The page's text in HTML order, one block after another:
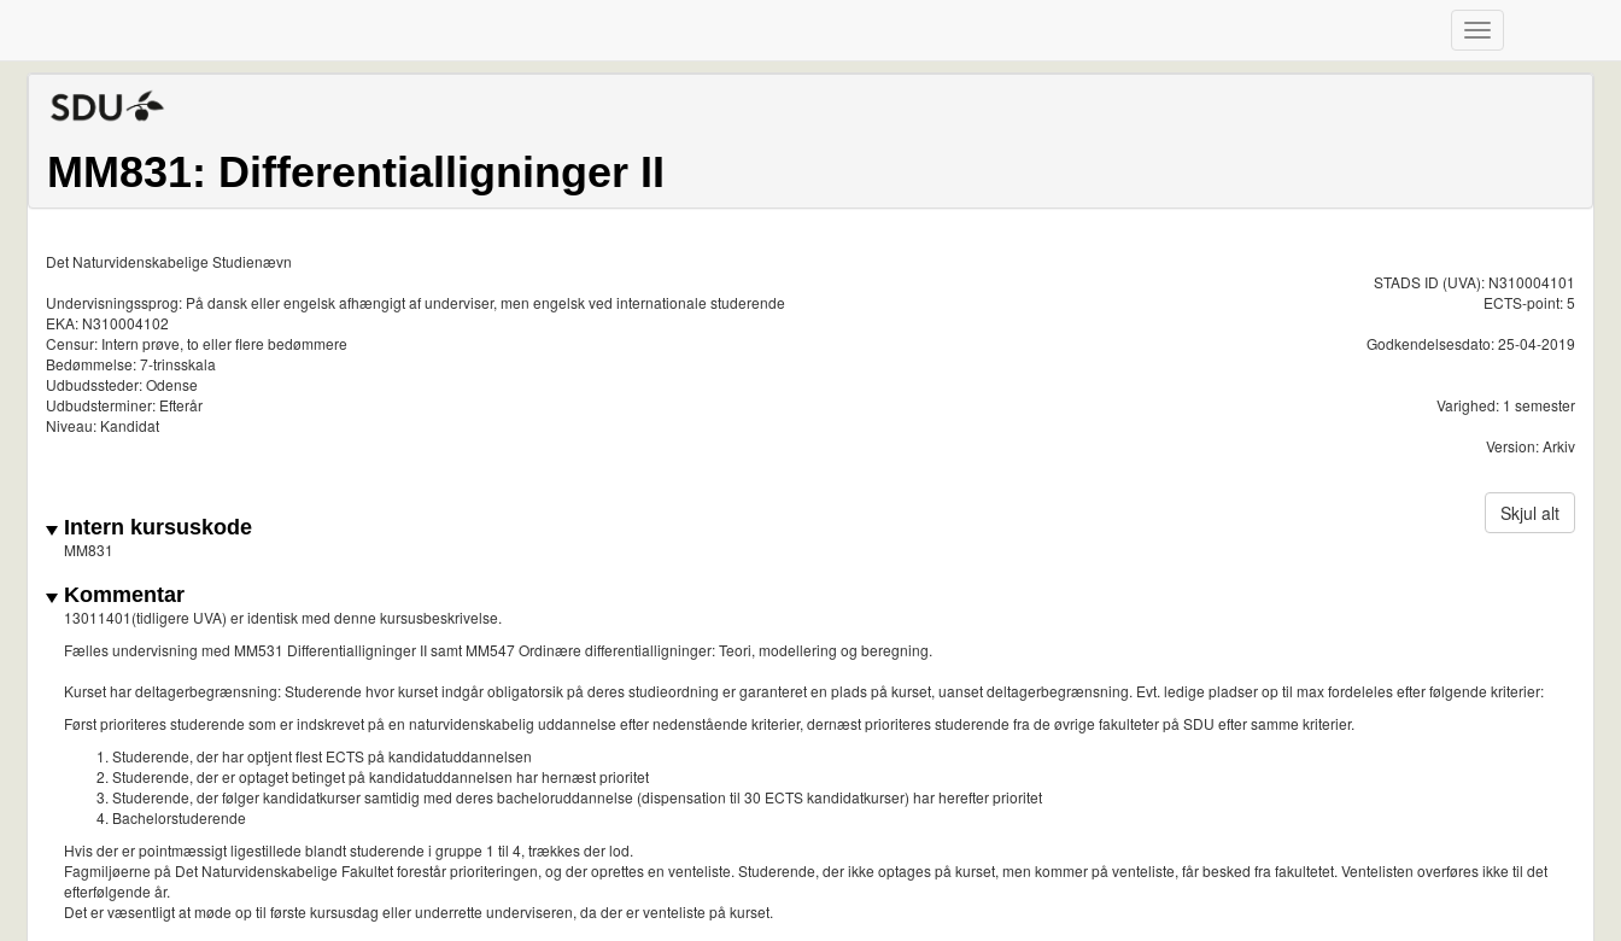
MM831: Differentialligninger II
Det Naturvidenskabelige Studienævn
Undervisningssprog: På dansk eller engelsk afhængigt af underviser, men engelsk ved internationale studerende
EKA: N310004102
Censur: Intern prøve, to eller flere bedømmere
Bedømmelse: 7-trinsskala
Udbudssteder: Odense
Udbudsterminer: Efterår
Niveau: Kandidat
STADS ID (UVA): N310004101
ECTS-point: 5
Godkendelsesdato: 25-04-2019
Varighed: 1 semester
Version: Arkiv
Skjul alt
Intern kursuskode
MM831
Kommentar
13011401(tidligere UVA) er identisk med denne kursusbeskrivelse.
Fælles undervisning med MM531 Differentialligninger II samt MM547 Ordinære differentialligninger: Teori, modellering og beregning.
Kurset har deltagerbegrænsning: Studerende hvor kurset indgår obligatorsik på deres studieordning er garanteret en plads på kurset, uanset deltagerbegrænsning. Evt. ledige pladser op til max fordeleles efter følgende kriterier:
Først prioriteres studerende som er indskrevet på en naturvidenskabelig uddannelse efter nedenstående kriterier, dernæst prioriteres studerende fra de øvrige fakulteter på SDU efter samme kriterier.
Studerende, der har optjent flest ECTS på kandidatuddannelsen
Studerende, der er optaget betinget på kandidatuddannelsen har hernæst prioritet
Studerende, der følger kandidatkurser samtidig med deres bacheloruddannelse (dispensation til 30 ECTS kandidatkurser) har herefter prioritet
Bachelorstuderende
Hvis der er pointmæssigt ligestillede blandt studerende i gruppe 1 til 4, trækkes der lod.
Fagmiljøerne på Det Naturvidenskabelige Fakultet forestår prioriteringen, og der oprettes en venteliste. Studerende, der ikke optages på kurset, men kommer på venteliste, får besked fra fakultetet. Ventelisten overføres ikke til det
efterfølgende år.
Det er væsentligt at møde op til første kursusdag eller underrette underviseren, da der er venteliste på kurset.